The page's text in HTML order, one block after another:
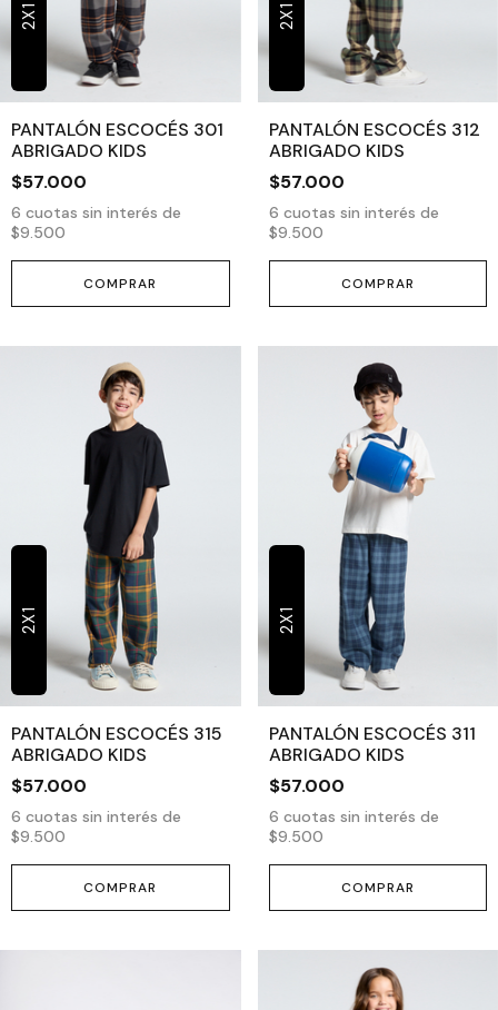
2X1
PANTALÓN ESCOCÉS 301
ABRIGADO KIDS
$57.000
6 cuotas sin interés de
$9.500
COMPRAR
2X1
PANTALÓN ESCOCÉS 312
ABRIGADO KIDS
$57.000
6 cuotas sin interés de
$9.500
COMPRAR
2X1
PANTALÓN ESCOCÉS 315
ABRIGADO KIDS
$57.000
6 cuotas sin interés de
$9.500
COMPRAR
2X1
PANTALÓN ESCOCÉS 311
ABRIGADO KIDS
$57.000
6 cuotas sin interés de
$9.500
COMPRAR